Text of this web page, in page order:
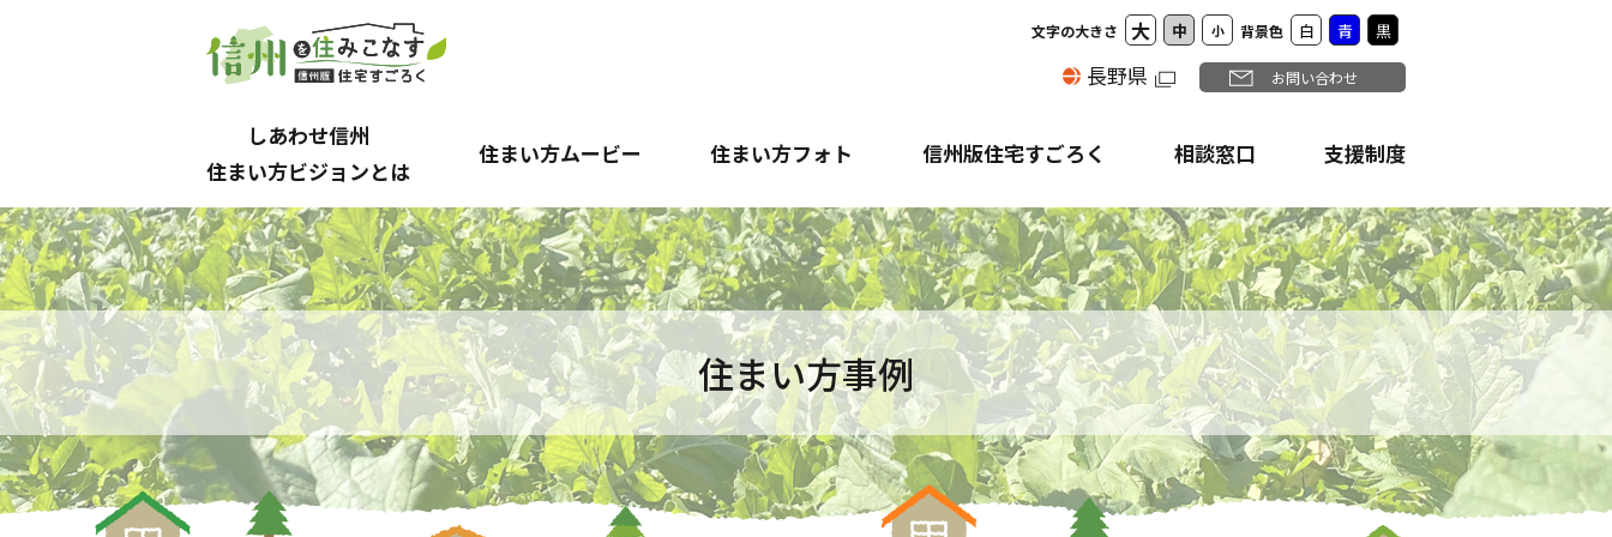
文字の大きさ 大 中 小 背景色 白 青 黒
長野県 お問い合わせ
しあわせ信州
住まい方ビジョンとは
住まい方ムービー 住まい方フォト 信州版住宅すごろく 相談窓口 支援制度
住まい方事例